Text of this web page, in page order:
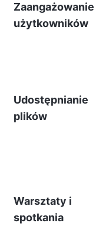
Zaangażowanie
użytkowników
Udostępnianie
plików
Warsztaty i
spotkania